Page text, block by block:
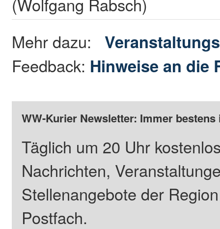
Mehr dazu:
Feedback: Hinweise an die
WW-Kurier Newsletter: Immer
Täglich um 20 Uhr
Nachrichten,
Stellenangebote der
Postfach.